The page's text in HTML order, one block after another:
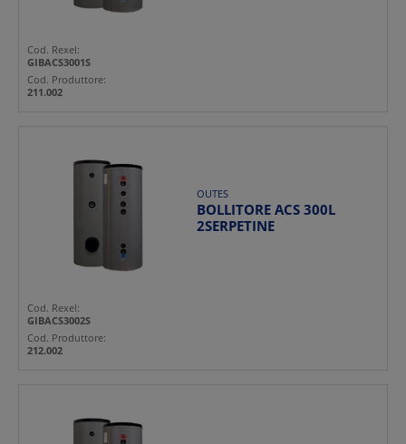
Cod. Rexel:
GIBACS3001S
Cod. Produttore:
211.002
OUTES
BOLLITORE ACS 300L
2SERPETINE
Cod. Rexel:
GIBACS3002S
Cod. Produttore:
212.002